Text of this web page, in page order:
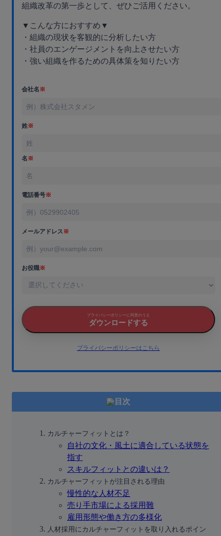
組織改革の第一歩として、ぜひご活用ください。
▼こんな方におすすめ▼
・組織の現状を客観的に分析したい方
・社員のエンゲージメントを向上させたい方
・強い組織を作るための具体策を知りたい方
会社名※
姓※
名※
電話番号※
メールアドレス※
お役職※
プライバシーポリシーに同意のうえ
ダウンロードする
プライバシーポリシーはこちら
目次
カルチャーフィットとは？
自社の文化・風土に適合している状態を
指す
スキルフィットとの違いは？
カルチャーフィットが注目される理由
慢性的な人材不足
売り手市場による採用難
雇用形態や働き方の多様化
人材採用にカルチャーフィットを取り入れるポイン